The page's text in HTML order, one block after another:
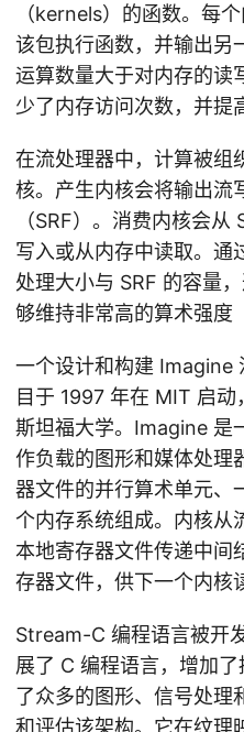
（kernels）的函数。每
该包执行函数，并输出另
运算数量大于对内存的读
少了内存访问次数，并提
在流处理器中，计算被组
核。产生内核会将输出流
（SRF）。消费内核会
写入或从内存中读取。通
处理大小与 SRF 的容量
够维持非常高的算术强度
一个设计和构建 Imagine
目于 1997 年在 MIT 启动
斯坦福大学。Imagine 是
作负载的图形和媒体处理
器文件的并行算术单元、
个内存系统组成。内核从
本地寄存器文件传递中间
存器文件，供下一个内核
Stream-C 编程语言被开
展了 C 编程语言，增加
了众多的图形、信号处理
和评估该架构。它在纹理